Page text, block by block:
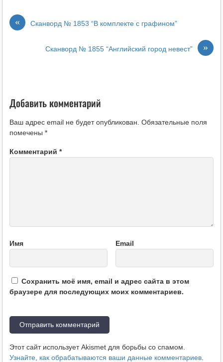
« Сканворд № 1853 “В комплекте с графином”
»
Сканворд № 1855 “Английский город невест”
Добавить комментарий
Ваш адрес email не будет опубликован. Обязательные поля
помечены *
Комментарий *
Имя Email
Сохранить моё имя, email и адрес сайта в этом
браузере для последующих моих комментариев.
Этот сайт использует Akismet для борьбы со спамом.
Узнайте, как обрабатываются ваши данные комментариев.